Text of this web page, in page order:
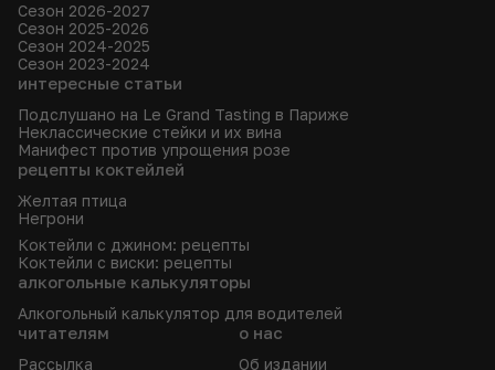
Сезон 2026-2027
Сезон 2025-2026
Сезон 2024-2025
Сезон 2023-2024
интересные статьи
Подслушано на Le Grand Tasting в Париже
Неклассические стейки и их вина
Манифест против упрощения розе
рецепты коктейлей
Желтая птица
Негрони
Коктейли с джином: рецепты
Коктейли с виски: рецепты
алкогольные калькуляторы
Алкогольный калькулятор для водителей
читателям
Рассылка
о нас
Об издании